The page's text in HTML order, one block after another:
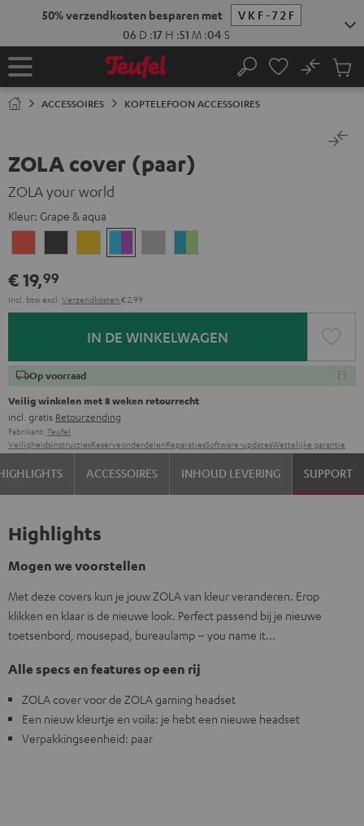
50% verzendkosten besparen met
VKF-72F
06 D :17 H :51 M :04 S
Home Zoeken
No
ACCESSOIRES KOPTELEFOON ACCESSOIRES
ZOLA cover (paar)
ZOLA your world
Kleur: Grape & aqua
red
Gray
Amber&
gray
€ 19,99
Incl. btwexcl. Verzendkosten € 2,99
IN DE WINKELWAGEN
Op voorraad
Veilig winkelen met 8 weken retourrecht
incl. gratis Retourzending
Fabrikant: Teufel
VeiligheidsinstructiesReserveonderdelenReparatiesSoftware-updatesWettelijke garantie
ACCESSOIRES INHOUD LEVERING SUPPORT
Highlights
Mogen we voorstellen
Met deze covers kun je jouw ZOLA van kleur veranderen. Erop
klikken en klaar is de nieuwe look. Perfect passend bij je nieuwe
toetsenbord, mousepad, bureaulamp – you name it...
Alle specs en features op een rij
ZOLA cover voor de ZOLA gaming headset
Een nieuw kleurtje en voila: je hebt een nieuwe headset
Verpakkingseenheid: paar